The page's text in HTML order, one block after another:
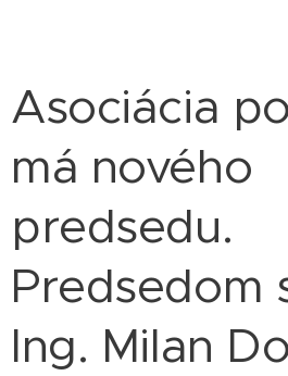
Asociácia
má nového
predsedu.
Predsedom
Ing. Milan